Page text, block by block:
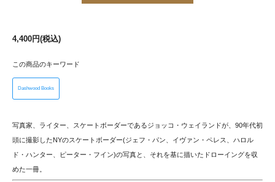
4,400円(税込)
この商品のキーワード
Dashwood Books
写真家、ライター、スケートボーダーであるジョッコ・ウェイランドが、90年代初
頭に撮影したNYのスケートボーダー(ジェフ・パン、イヴァン・ペレス、ハロル
ド・ハンター、ピーター・フイン)の写真と、それを基に描いたドローイングを収
めた一冊。